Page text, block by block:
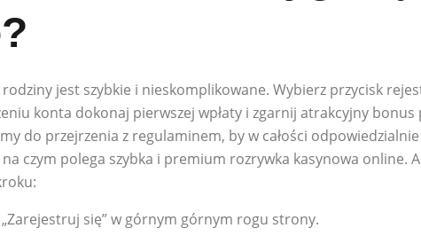
rodziny jest szybkie i nieskomplikowane. Wybierz przycisk
konta dokonaj pierwszej wpłaty i zgarnij atrakcyjny
do przejrzenia z regulaminem, by w całości
czym polega szybka i premium rozrywka kasynowa online.
się” w górnym górnym rogu strony.